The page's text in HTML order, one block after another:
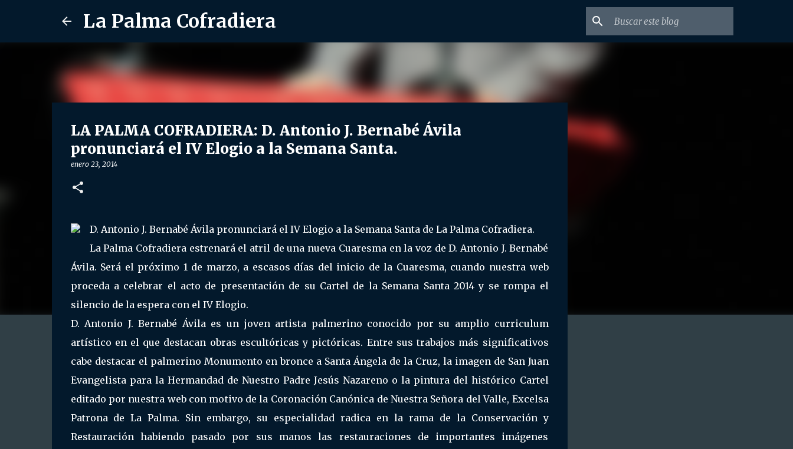
La Palma Cofradiera
LA PALMA COFRADIERA: D. Antonio J. Bernabé Ávila
pronunciará el IV Elogio a la Semana Santa.
enero 23, 2014
D. Antonio J. Bernabé Ávila pronunciará el IV Elogio a la Semana Santa de La Palma Cofradiera.
La Palma Cofradiera estrenará el atril de una nueva Cuaresma en la voz de D. Antonio J. Bernabé
Ávila. Será el próximo 1 de marzo, a escasos días del inicio de la Cuaresma, cuando nuestra web
proceda a celebrar el acto de presentación de su Cartel de la Semana Santa 2014 y se rompa el
silencio de la espera con el IV Elogio.
D. Antonio J. Bernabé Ávila es un joven artista palmerino conocido por su amplio curriculum
artístico en el que destacan obras escultóricas y pictóricas. Entre sus trabajos más significativos
cabe destacar el palmerino Monumento en bronce a Santa Ángela de la Cruz, la imagen de San Juan
Evangelista para la Hermandad de Nuestro Padre Jesús Nazareno o la pintura del histórico Cartel
editado por nuestra web con motivo de la Coronación Canónica de Nuestra Señora del Valle, Excelsa
Patrona de La Palma. Sin embargo, su especialidad radica en la rama de la Conservación y
Restauración habiendo pasado por sus manos las restauraciones de importantes imágenes